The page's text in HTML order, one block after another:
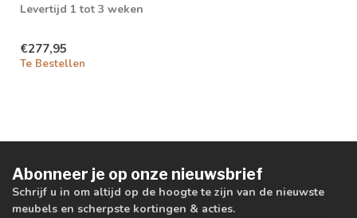
Levertijd 1 tot 3 weken
€277,95
Te Bestellen
Abonneer je op onze nieuwsbrief
Schrijf u in om altijd op de hoogte te zijn van de nieuwste
meubels en scherpste kortingen & acties.